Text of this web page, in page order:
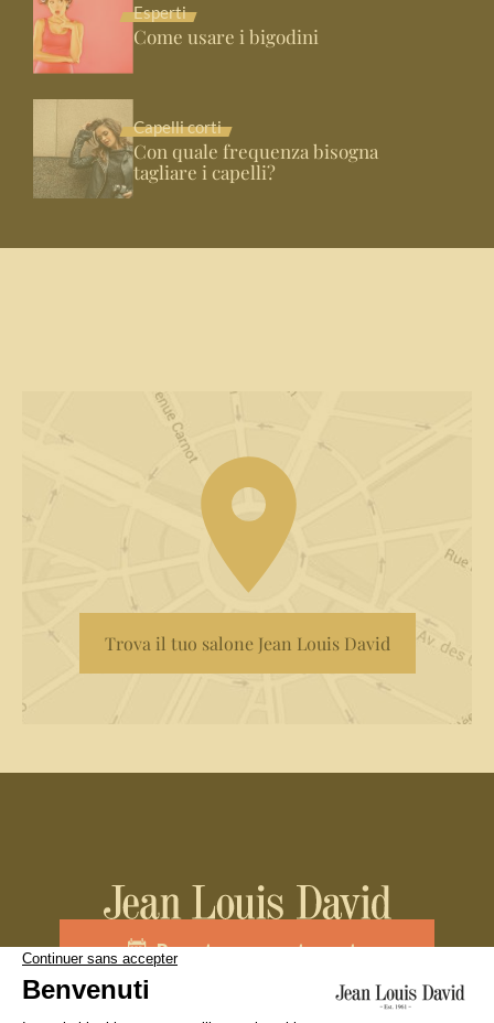
Esperti
Come usare i bigodini
Capelli corti
Con quale frequenza bisogna
tagliare i capelli?
Trova il tuo salone Jean Louis David
Prenota un appuntamento